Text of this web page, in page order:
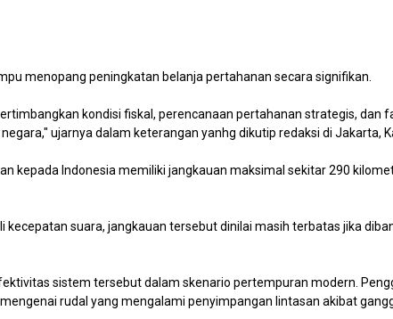
menopang peningkatan belanja pertahanan secara signifikan.
kondisi fiskal, perencanaan pertahanan strategis, dan
ujarnya dalam keterangan yanhg dikutip redaksi di Jakarta,
kepada Indonesia memiliki jangkauan maksimal sekitar 290
suara, jangkauan tersebut dinilai masih terbatas jika
sistem tersebut dalam skenario pertempuran modern.
rudal yang mengalami penyimpangan lintasan akibat